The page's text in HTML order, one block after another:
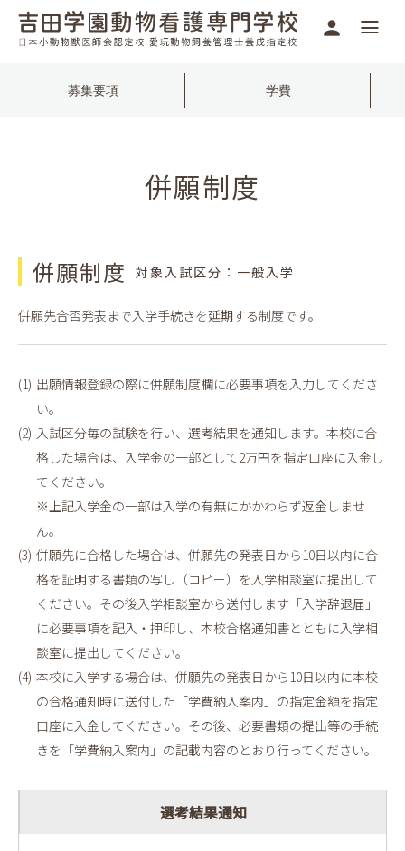
募集要項 学費
併願制度
併願制度 対象入試区分：一般入学
併願先合否発表まで入学手続きを延期する制度です。
出願情報登録の際に併願制度欄に必要事項を入力してくださ
い。
入試区分毎の試験を行い、選考結果を通知します。本校に合
格した場合は、入学金の一部として2万円を指定口座に入金し
てください。
※上記入学金の一部は入学の有無にかかわらず返金しませ
ん。
併願先に合格した場合は、併願先の発表日から10日以内に合
格を証明する書類の写し（コピー）を入学相談室に提出して
ください。その後入学相談室から送付します「入学辞退届」
に必要事項を記入・押印し、本校合格通知書とともに入学相
談室に提出してください。
本校に入学する場合は、併願先の発表日から10日以内に本校
の合格通知時に送付した「学費納入案内」の指定金額を指定
口座に入金してください。その後、必要書類の提出等の手続
きを「学費納入案内」の記載内容のとおり行ってください。
選考結果通知